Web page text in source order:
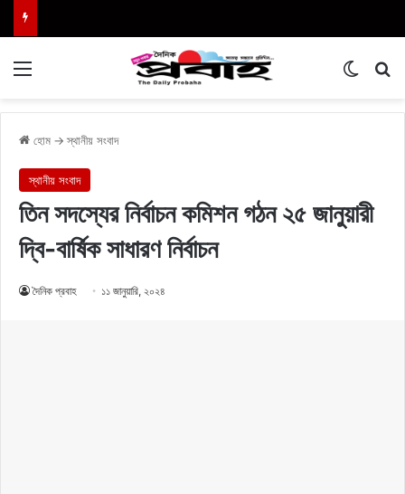
হোম → স্থানীয় সংবাদ
স্থানীয় সংবাদ
তিন সদস্যের নির্বাচন কমিশন গঠন ২৫ জানুয়ারী
দ্বি-বার্ষিক সাধারণ নির্বাচন
দৈনিক প্রবাহ ১১ জানুয়ারি, ২০২৪